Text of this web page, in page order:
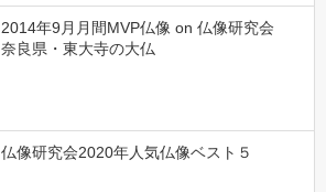
2014年9月月間MVP仏像 on 仏像研究会
奈良県・東大寺の大仏
仏像研究会2020年人気仏像ベスト５